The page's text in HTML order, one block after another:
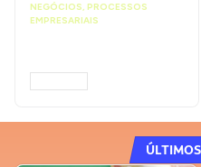
NEGÓCIOS, PROCESSOS
EMPRESARIAIS